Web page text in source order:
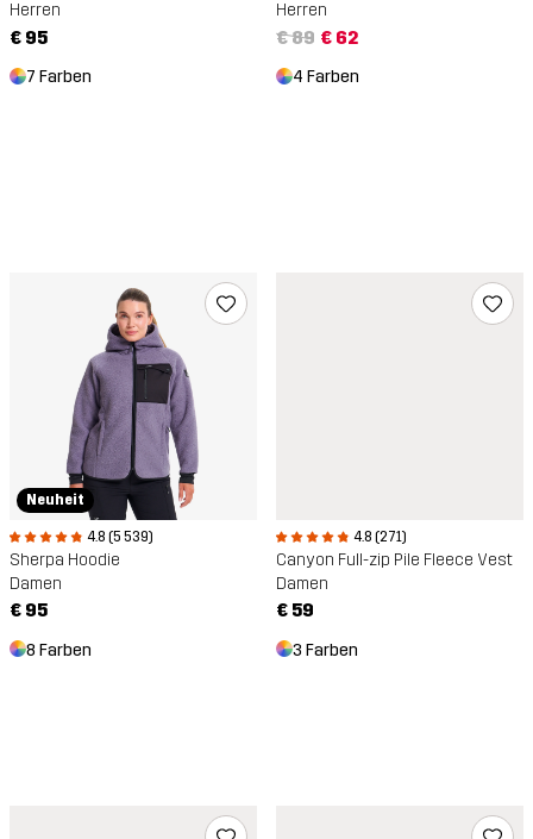
Herren
€ 95
7 Farben
Herren
€ 89 € 62
4 Farben
Neuheit
4.8 (5 539)
Sherpa Hoodie
Damen
€ 95
8 Farben
4.8 (271)
Canyon Full-zip Pile Fleece Vest
Damen
€ 59
3 Farben